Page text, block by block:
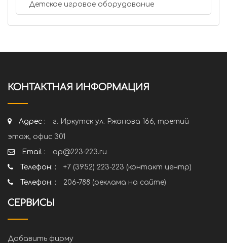
Детское игровое оборудование
КОНТАКТНАЯ ИНФОРМАЦИЯ
Адрес :
г. Иркутск ул. Ржанова 166, третий
этаж, офис 301
Email :
ap@223-223.ru
Телефон: :
+7 (3952) 223-223 (контакт центр)
Телефон: :
206-788 (реклама на сайте)
СЕРВИСЫ
Добавить фирму